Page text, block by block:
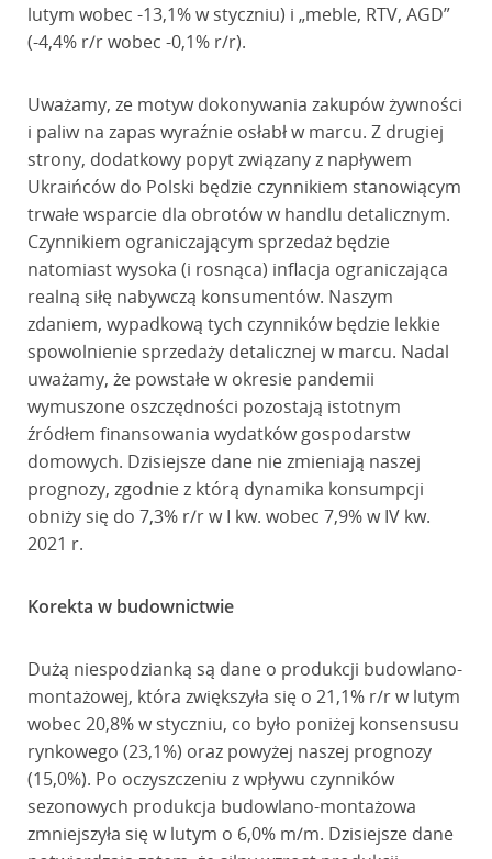
lutym wobec -13,1% w styczniu) i „meble, RTV, AGD”
(-4,4% r/r wobec -0,1% r/r).
Uważamy, ze motyw dokonywania zakupów żywności
i paliw na zapas wyraźnie osłabł w marcu. Z drugiej
strony, dodatkowy popyt związany z napływem
Ukraińców do Polski będzie czynnikiem stanowiącym
trwałe wsparcie dla obrotów w handlu detalicznym.
Czynnikiem ograniczającym sprzedaż będzie
natomiast wysoka (i rosnąca) inflacja ograniczająca
realną siłę nabywczą konsumentów. Naszym
zdaniem, wypadkową tych czynników będzie lekkie
spowolnienie sprzedaży detalicznej w marcu. Nadal
uważamy, że powstałe w okresie pandemii
wymuszone oszczędności pozostają istotnym
źródłem finansowania wydatków gospodarstw
domowych. Dzisiejsze dane nie zmieniają naszej
prognozy, zgodnie z którą dynamika konsumpcji
obniży się do 7,3% r/r w I kw. wobec 7,9% w IV kw.
2021 r.
Korekta w budownictwie
Dużą niespodzianką są dane o produkcji budowlano-
montażowej, która zwiększyła się o 21,1% r/r w lutym
wobec 20,8% w styczniu, co było poniżej konsensusu
rynkowego (23,1%) oraz powyżej naszej prognozy
(15,0%). Po oczyszczeniu z wpływu czynników
sezonowych produkcja budowlano-montażowa
zmniejszyła się w lutym o 6,0% m/m. Dzisiejsze dane